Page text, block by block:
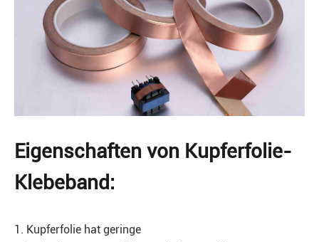
Eigenschaften von Kupferfolie-
Klebeband:
1. Kupferfolie hat geringe